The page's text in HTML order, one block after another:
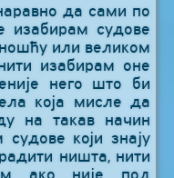
да сами по
изабирам судове
или великом
изабирам оне
него што би
која мисле да
на такав начин
који знају
ништа, нити
ако није под